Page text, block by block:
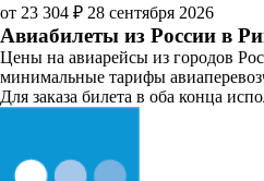
от 23 304 ₽ 28 сентября 2026
Авиабилеты из России в
Цены на авиарейсы из городов
минимальные тарифы
Для заказа билета в оба конца